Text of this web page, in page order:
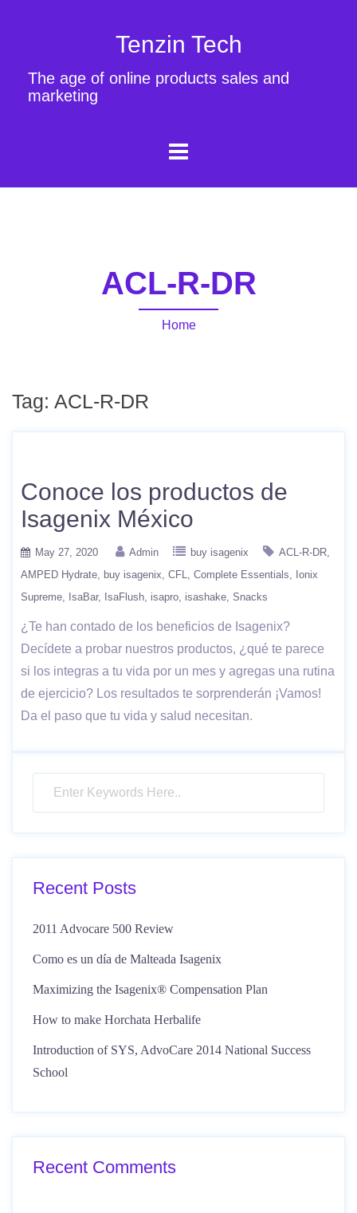
Tenzin Tech
The age of online products sales and
marketing
ACL-R-DR
Home
Tag: ACL-R-DR
Conoce los productos de
Isagenix México
May 27, 2020 Admin buy isagenix
ACL-R-DR
AMPED Hydrate
buy isagenix CFL Complete Essentials
Ionix
Supreme
IsaBar IsaFlush isapro isashake Snacks
¿Te han contado de los beneficios de Isagenix?
Decídete a probar nuestros productos, ¿qué te parece
si los integras a tu vida por un mes y agregas una rutina
de ejercicio? Los resultados te sorprenderán ¡Vamos!
Da el paso que tu vida y salud necesitan.
Recent Posts
2011 Advocare 500 Review
Como es un día de Malteada Isagenix
Maximizing the Isagenix® Compensation Plan
How to make Horchata Herbalife
Introduction of SYS, AdvoCare 2014 National Success
School
Recent Comments